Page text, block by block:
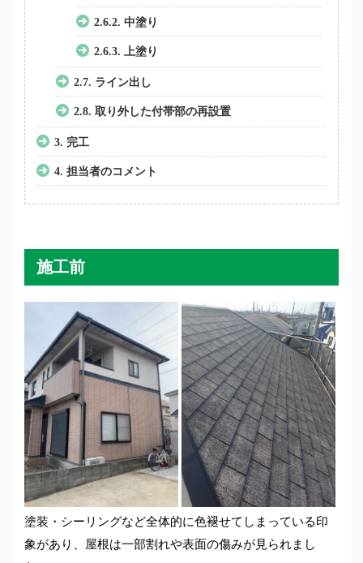
2.6.2. 中塗り
2.6.3. 上塗り
2.7. ライン出し
2.8. 取り外した付帯部の再設置
3. 完工
4. 担当者のコメント
施工前
塗装・シーリングなど全体的に色褪せてしまっている印
象があり、屋根は一部割れや表面の傷みが見られまし